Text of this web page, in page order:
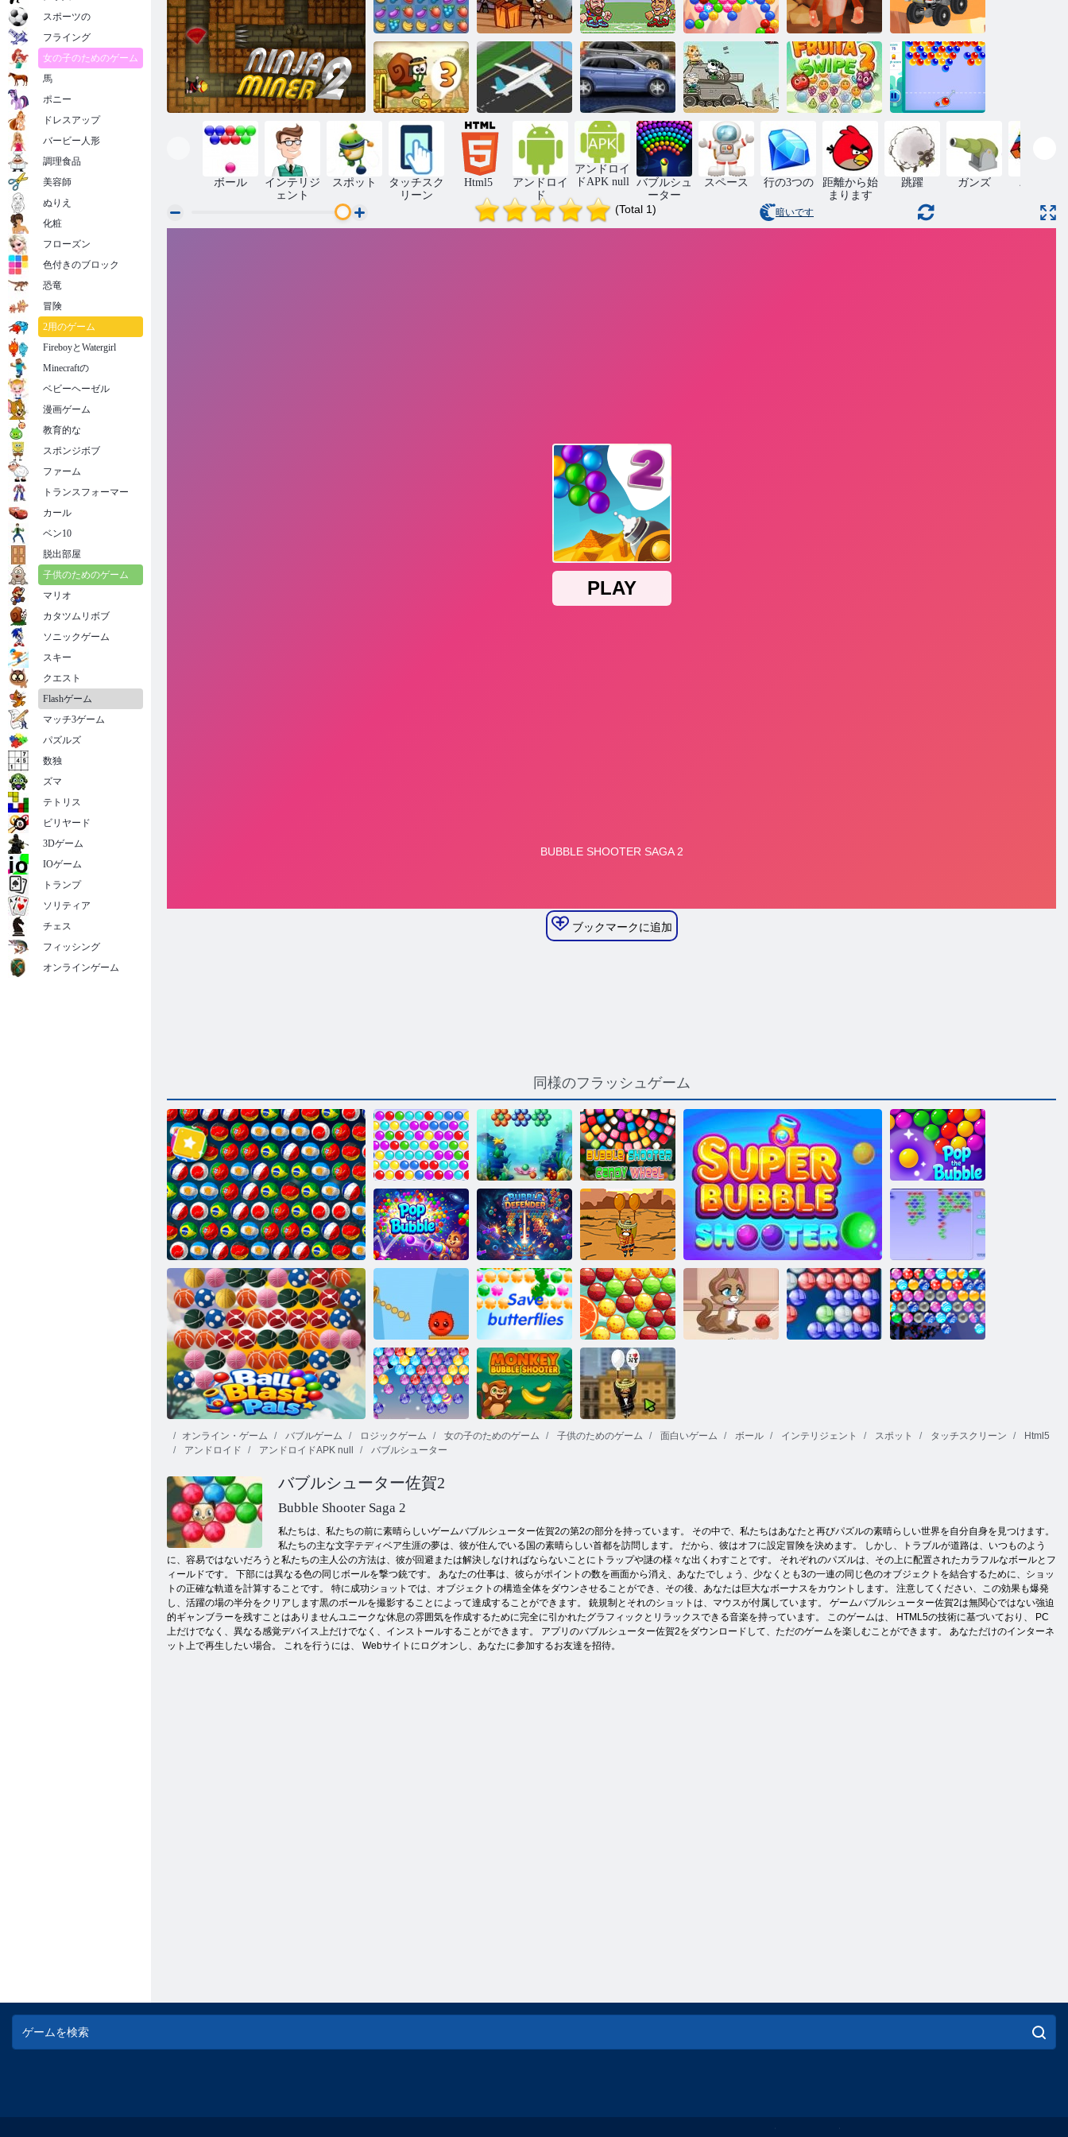
フルーツ クラ
ッシュ
ゾンビはジャ
ンプすること
はできません
アリーナユー
ロサッカーヘ
ッズ
バブルスピリ
ット
イエティ感覚
ラック
カタツムリボ
ブ3
空港ラッシュ
ストリートレ
ースフューリ
ー
金属動物
フルータスワ
イプ2
Tinglyバブルシ
ューティング
ボール
インテリジ
ェント
スポット
タッチスク
リーン
Html5
アンドロイ
ド
アンドロイ
ドAPK null
バブルシュ
ーター
スペース 行の3つの
距離から始
まります
跳躍 ガンズ パズル
(Total 1) 暗いです
ブックマークに追加
同様のフラッシュゲーム
バブルシューターワールドカップ
バブルシュー
ティングクラ
シック
アクアバブル
シューター
バブルシュー
ターキャンデ
ィホイール
バブルを弾く
バブルを弾く
バブルディフ
ェンダー
ボールブラストの仲間たち
アミーゴパン
チョ
バブルズ
赤と緑の2 蝶を救え
バブルポップ
ストーリー
ブル
オンライン・ゲーム バブルゲーム ロジックゲーム 女の子のためのゲーム 子供のためのゲーム 面白いゲーム ボール インテリジェント スポット タッチスクリーン
Html5
アンドロイド
アンドロイドAPK null バブルシューター
バブルシューター佐賀2
Bubble Shooter Saga 2
私たちは、私たちの前に素晴らしいゲームバブルシューター佐賀2の第2の部分を持っています。 その中で、私たちはあなたと再びパズルの素晴らしい世界を自分自身を見つけます。
私たちの主な文字テディベア生涯の夢は、彼が住んでいる国の素晴らしい首都を訪問します。 だから、彼はオフに設定冒険を決めます。 しかし、トラブルが道路は、いつものよう
に、容易ではないだろうと私たちの主人公の方法は、彼が回避または解決しなければならないことにトラップや謎の様々な出くわすことです。 それぞれのパズルは、その上に配置されたカラフルなボールとフ
ィールドです。 下部には異なる色の同じボールを撃つ銃です。 あなたの仕事は、彼らがポイントの数を画面から消え、あなたでしょう、少なくとも3の一連の同じ色のオブジェクトを結合するために、ショッ
トの正確な軌道を計算することです。 特に成功ショットでは、オブジェクトの構造全体をダウンさせることができ、その後、あなたは巨大なボーナスをカウントします。 注意してください、この効果も爆発
し、活躍の場の半分をクリアします黒のボールを撮影することによって達成することができます。 銃規制とそれのショットは、マウスが付属しています。 ゲームバブルシューター佐賀2は無関心ではない強迫
的ギャンブラーを残すことはありませんユニークな休息の雰囲気を作成するために完全に引かれたグラフィックとリラックスできる音楽を持っています。 このゲームは、 HTML5の技術に基づいており、 PC
上だけでなく、異なる感覚デバイス上だけでなく、インストールすることができます。 アプリのバブルシューター佐賀2をダウンロードして、ただのゲームを楽しむことができます。 あなただけのインターネ
ット上で再生したい場合。 これを行うには、 Webサイトにログオンし、あなたに参加するお友達を招待。
スポーツの
フライング
女の子のためのゲーム
馬
ポニー
ドレスアップ
バービー人形
調理食品
美容師
ぬりえ
化粧
フローズン
色付きのブロック
恐竜
冒険
2用のゲーム
FireboyとWatergirl
Minecraftの
ベビーヘーゼル
漫画ゲーム
教育的な
スポンジボブ
ファーム
トランスフォーマー
カール
ベン10
脱出部屋
子供のためのゲーム
マリオ
カタツムリボブ
ソニックゲーム
スキー
クエスト
Flashゲーム
マッチ3ゲーム
パズルズ
数独
ズマ
テトリス
ビリヤード
3Dゲーム
IOゲーム
トランプ
ソリティア
チェス
フィッシング
オンラインゲーム